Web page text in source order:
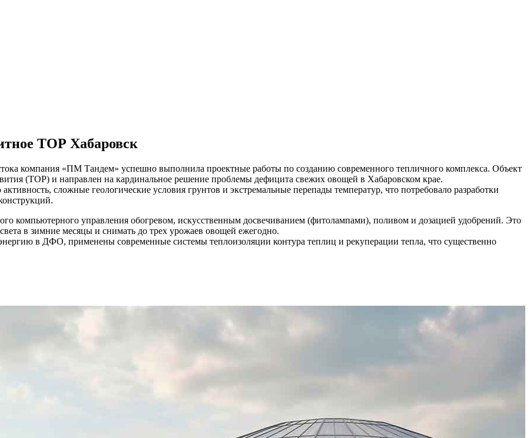
ТОР Хабаровск
компания «ПМ Тандем» успешно выполнила проектные работы по созданию современного тепличного комплекса. Объект
(ТОР) и направлен на кардинальное решение проблемы дефицита свежих овощей в Хабаровском крае.
сложные геологические условия грунтов и экстремальные перепады температур, что потребовало разработки
компьютерного управления обогревом, искусственным досвечиванием (фитолампами), поливом и дозацией удобрений. Это
в зимние месяцы и снимать до трех урожаев овощей ежегодно.
в ДФО, применены современные системы теплоизоляции контура теплиц и рекуперации тепла, что существенно